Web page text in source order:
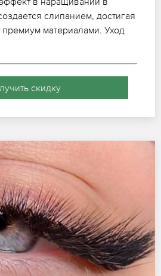
слипанием, достигая
материалами. Уход
скидку